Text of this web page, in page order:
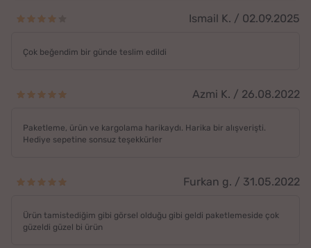
Ismail K. / 02.09.2025
Çok beğendim bir günde teslim edildi
Azmi K. / 26.08.2022
Paketleme, ürün ve kargolama harikaydı. Harika bir alışverişti.
Hediye sepetine sonsuz teşekkürler
Furkan g. / 31.05.2022
Ürün tamistediğim gibi görsel olduğu gibi geldi paketlemeside çok
güzeldi güzel bi ürün